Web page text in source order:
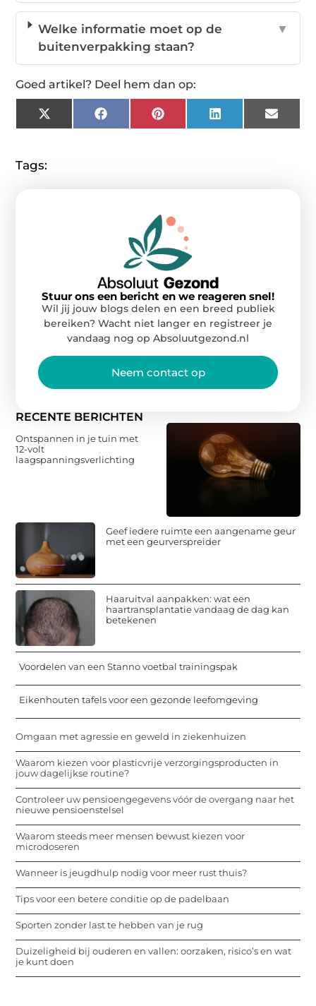
Welke informatie moet op de
buitenverpakking staan?
▼
Goed artikel? Deel hem dan op:
X
(Twitter)
FacebookPinterestLinkedInEmail
Tags:
RECENTE BERICHTEN
Ontspannen in je tuin met
12-volt
laagspanningsverlichting
Geef iedere ruimte een aangename geur
met een geurverspreider
Haaruitval aanpakken: wat een
haartransplantatie vandaag de dag kan
betekenen
Voordelen van een Stanno voetbal trainingspak
Eikenhouten tafels voor een gezonde leefomgeving
Omgaan met agressie en geweld in ziekenhuizen
Waarom kiezen voor plasticvrije verzorgingsproducten in
jouw dagelijkse routine?
Controleer uw pensioengegevens vóór de overgang naar het
nieuwe pensioenstelsel
Waarom steeds meer mensen bewust kiezen voor
microdoseren
Wanneer is jeugdhulp nodig voor meer rust thuis?
Tips voor een betere conditie op de padelbaan
Sporten zonder last te hebben van je rug
Duizeligheid bij ouderen en vallen: oorzaken, risico’s en wat
je kunt doen
Stuur ons een bericht en we reageren snel!
Wil jij jouw blogs delen en een breed publiek
bereiken? Wacht niet langer en registreer je
vandaag nog op Absoluutgezond.nl
Neem contact op